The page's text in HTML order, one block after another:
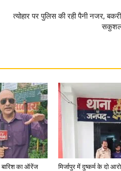
त्योहार पर पुलिस की रही पैनी नजर,
सकुशल
बारिश का ऑरेंज
मिर्जापुर में दुष्कर्म के दो